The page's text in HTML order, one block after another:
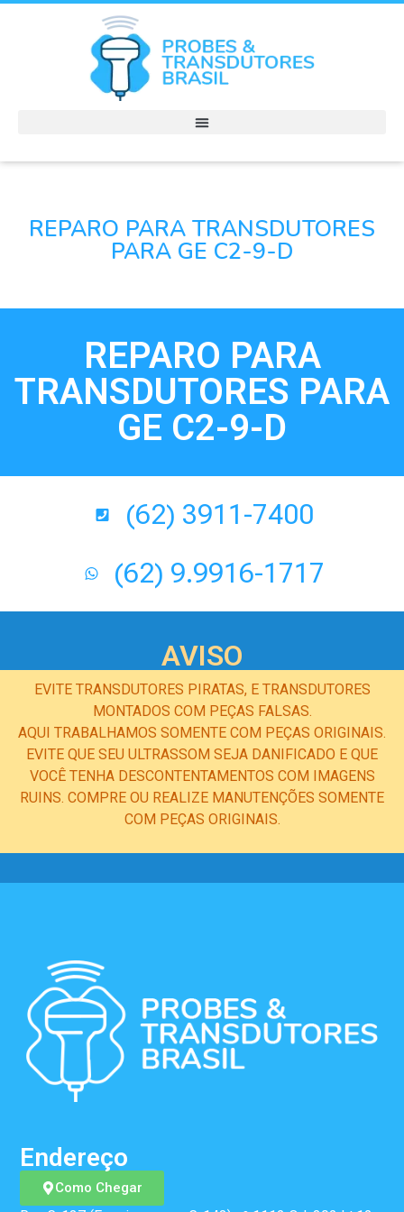
REPARO PARA TRANSDUTORES
PARA GE C2-9-D
REPARO PARA
TRANSDUTORES PARA
GE C2-9-D
(62) 3911-7400
(62) 9.9916-1717
AVISO
EVITE TRANSDUTORES PIRATAS, E TRANSDUTORES
MONTADOS COM PEÇAS FALSAS.
AQUI TRABALHAMOS SOMENTE COM PEÇAS ORIGINAIS.
EVITE QUE SEU ULTRASSOM SEJA DANIFICADO E QUE
VOCÊ TENHA DESCONTENTAMENTOS COM IMAGENS
RUINS. COMPRE OU REALIZE MANUTENÇÕES SOMENTE
COM PEÇAS ORIGINAIS.
Como Chegar
Endereço